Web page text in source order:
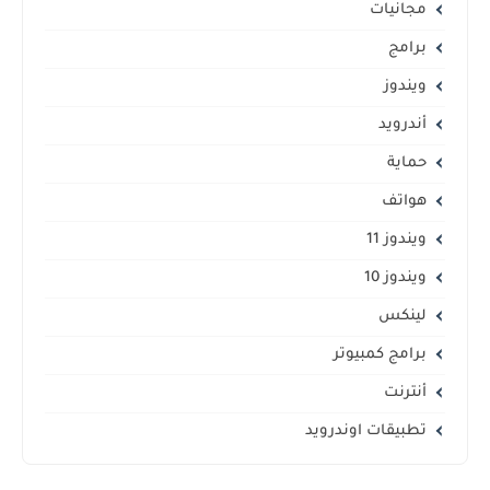
مجانيات
برامج
ويندوز
أندرويد
حماية
هواتف
ويندوز 11
ويندوز 10
لينكس
برامج كمبيوتر
أنترنت
تطبيقات اوندرويد